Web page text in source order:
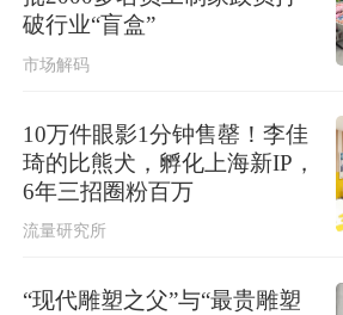
破行业“盲盒”
市场解码
10万件眼影1分钟售罄！李佳
琦的比熊犬，孵化上海新IP，
6年三招圈粉百万
流量研究所
“现代雕塑之父”与“最贵雕塑